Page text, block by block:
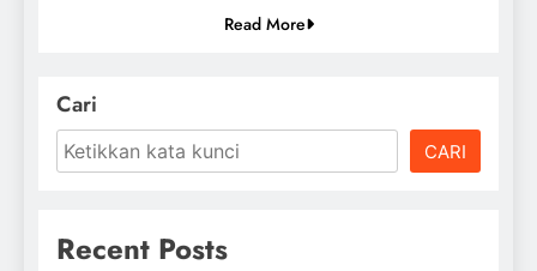
Read More
Cari
CARI
Recent Posts